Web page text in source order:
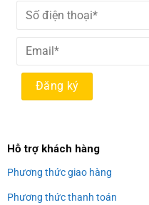
Hỗ trợ khách hàng
Phương thức giao hàng
Phương thức thanh toán